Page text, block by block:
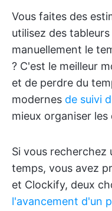
Vous faites des
utilisez des
manuellement le
? C'est le meilleur
et de perdre du
modernes de suivi
mieux organiser les
Si vous recherchez
temps, vous avez
et Clockify, deux
l'avancement d'un